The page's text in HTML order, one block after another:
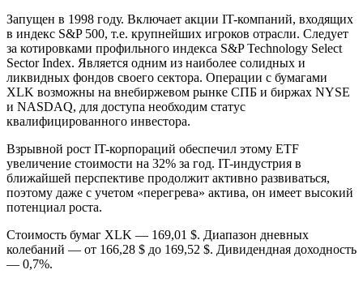
Запущен в 1998 году. Включает акции IT-компаний, входящих
в индекс S&P 500, т.е. крупнейших игроков отрасли. Следует
за котировками профильного индекса S&P Technology Select
Sector Index. Является одним из наиболее солидных и
ликвидных фондов своего сектора. Операции с бумагами
XLK возможны на внебиржевом рынке СПБ и биржах NYSE
и NASDAQ, для доступа необходим статус
квалифицированного инвестора.
Взрывной рост IT-корпораций обеспечил этому ETF
увеличение стоимости на 32% за год. IT-индустрия в
ближайшей перспективе продолжит активно развиваться,
поэтому даже с учетом «перегрева» актива, он имеет высокий
потенциал роста.
Стоимость бумаг XLK — 169,01 $. Диапазон дневных
колебаний — от 166,28 $ до 169,52 $. Дивидендная доходность
— 0,7%.